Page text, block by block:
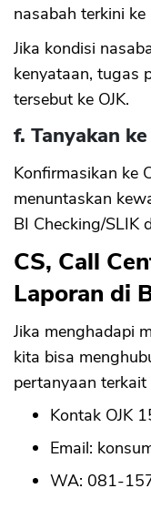
nasabah terkini ke
Jika kondisi
kenyataan, tugas
tersebut ke OJK.
f. Tanyakan
Konfirmasikan ke
menuntaskan
BI Checking/SLIK
CS, Call
Laporan di
Jika menghadapi
kita bisa
pertanyaan terkait
Kontak OJK
Email:
WA: 081-